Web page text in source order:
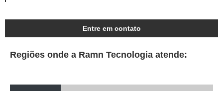
Entre em contato
Regiões onde a Ramn Tecnologia atende: